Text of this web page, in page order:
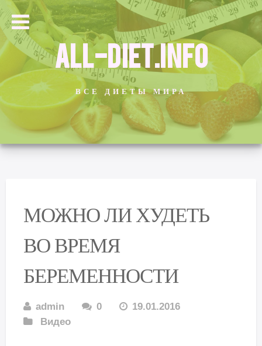
ALL-DIET.INFO
ВСЕ ДИЕТЫ МИРА
МОЖНО ЛИ ХУДЕТЬ
ВО ВРЕМЯ
БЕРЕМЕННОСТИ
admin 0
19.01.2016
Видео